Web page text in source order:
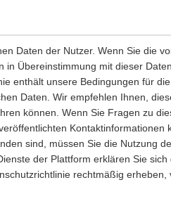
Daten der Nutzer. Wenn Sie die
in Übereinstimmung mit dieser
enthält unsere Bedingungen für
Daten. Wir empfehlen Ihnen,
können. Wenn Sie Fragen zu
Kontaktinformationen
sind, müssen Sie die Nutzung
der Plattform erklären Sie
rechtmäßig